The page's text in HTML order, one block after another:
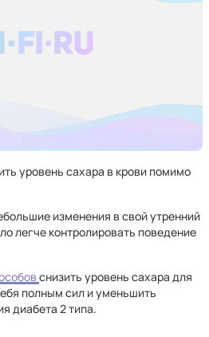
уровень сахара в крови помимо
изменения в свой утренний
легче контролировать поведение
снизить уровень сахара для
полным сил и уменьшить
диабета 2 типа.